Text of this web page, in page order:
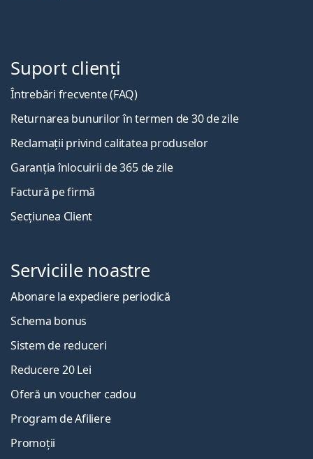
Suport clienți
Întrebări frecvente (FAQ)
Returnarea bunurilor în termen de 30 de zile
Reclamații privind calitatea produselor
Garanția înlocuirii de 365 de zile
Factură pe firmă
Secțiunea Client
Serviciile noastre
Abonare la expediere periodică
Schema bonus
Sistem de reduceri
Reducere 20 Lei
Oferă un voucher cadou
Program de Afiliere
Promoții